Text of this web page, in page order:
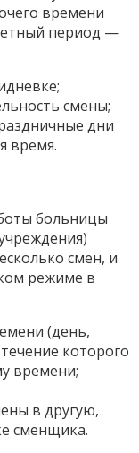
времени
период —
смены;
дни
время.
больницы
смен, и
режиме в
(день,
которого
времени;
в другую,
сменщика.